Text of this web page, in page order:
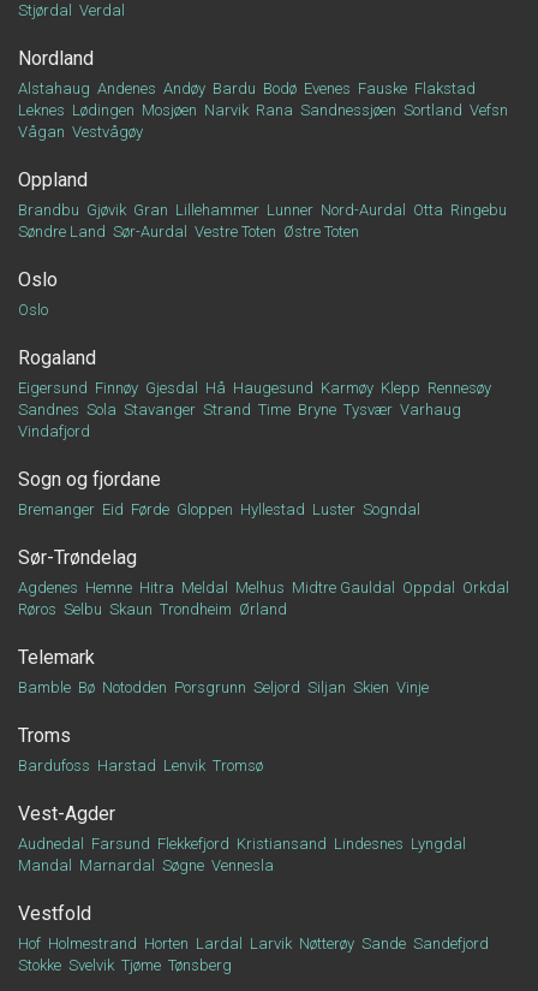
Stjørdal
Verdal
Nordland
Alstahaug Andenes Andøy Bardu Bodø Evenes Fauske Flakstad
Leknes Lødingen Mosjøen Narvik Rana Sandnessjøen Sortland Vefsn
Vågan Vestvågøy
Oppland
Brandbu Gjøvik Gran Lillehammer Lunner Nord-Aurdal Otta Ringebu
Søndre Land Sør-Aurdal Vestre Toten Østre Toten
Oslo
Oslo
Rogaland
Eigersund Finnøy Gjesdal Hå Haugesund Karmøy Klepp Rennesøy
Sandnes Sola Stavanger Strand Time Bryne Tysvær Varhaug
Vindafjord
Sogn og fjordane
Bremanger Eid Førde Gloppen Hyllestad Luster Sogndal
Sør-Trøndelag
Agdenes Hemne Hitra Meldal Melhus Midtre Gauldal Oppdal
Orkdal
Røros Selbu Skaun Trondheim Ørland
Telemark
Bamble Bø Notodden Porsgrunn Seljord Siljan Skien Vinje
Troms
Bardufoss Harstad Lenvik Tromsø
Vest-Agder
Audnedal Farsund Flekkefjord Kristiansand Lindesnes Lyngdal
Mandal
Marnardal Søgne Vennesla
Vestfold
Hof Holmestrand Horten Lardal Larvik Nøtterøy Sande Sandefjord
Stokke Svelvik Tjøme Tønsberg